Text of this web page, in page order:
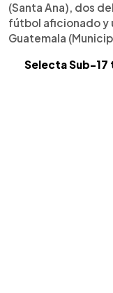
(Santa Ana), dos
fútbol aficionado y
Guatemala
Selecta Sub-17